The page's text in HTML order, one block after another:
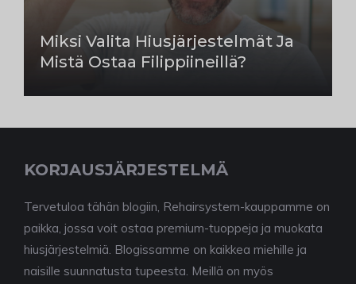
Miksi Valita Hiusjärjestelmät Ja
Mistä Ostaa Filippiineillä?
KORJAUSJÄRJESTELMÄ
Tervetuloa tähän blogiin, Rehairsystem-kauppamme on
paikka, jossa voit ostaa premium-tuoppeja ja muokata
hiusjärjestelmiä. Blogissamme on kaikkea miehille ja
naisille suunnatusta tupeesta. Meillä on myös